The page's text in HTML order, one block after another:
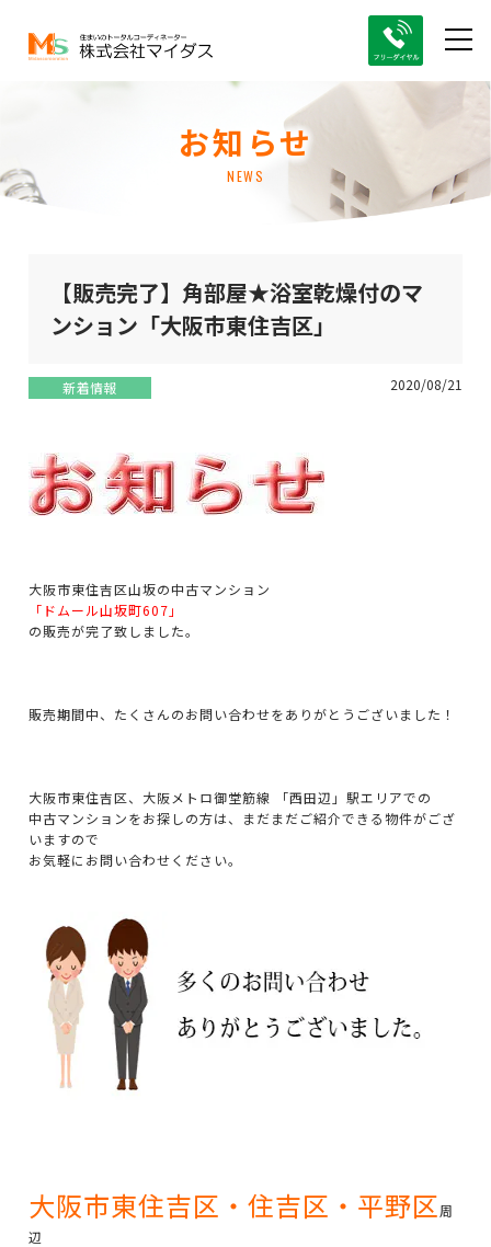
お知らせ
NEWS
【販売完了】角部屋★浴室乾燥付のマ
ンション「大阪市東住吉区」
新着情報 2020/08/21
大阪市東住吉区山坂の中古マンション
「ドムール山坂町607」
の販売が完了致しました。
販売期間中、たくさんのお問い合わせをありがとうございました！
大阪市東住吉区、大阪メトロ御堂筋線 「西田辺」駅エリアでの
中古マンションをお探しの方は、まだまだご紹介できる物件がござ
いますので
お気軽にお問い合わせください。
大阪市東住吉区・住吉区・平野区周
辺